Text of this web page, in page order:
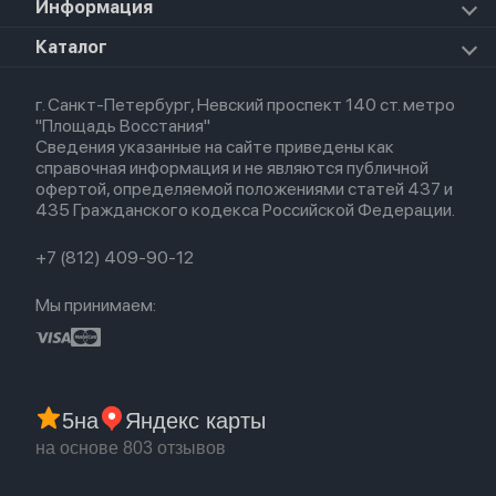
Apple Watch Series 8
Apple Watch SE 2022
Airpods Pro
Airpods 3
Airpods (1-е)
EarPods
Apple TV
HomePod 2
Для iPhone
Для Macbook
Информация
О магазине
Политика конфиденциальности
Оплата и доставка
Партнерская программа
Гарантия
Обмен и возврат
Бонусы
Каталог
Новые поступления
Популярное
Акции
г. Санкт-Петербург, Невский проспект 140 ст. метро
"Площадь Восстания"
Сведения указанные на сайте приведены как
справочная информация и не являются публичной
офертой, определяемой положениями статей 437 и
435 Гражданского кодекса Российской Федерации.
+7 (812) 409-90-12
Мы принимаем:
5на Яндекс карты
на основе 803 отзывов